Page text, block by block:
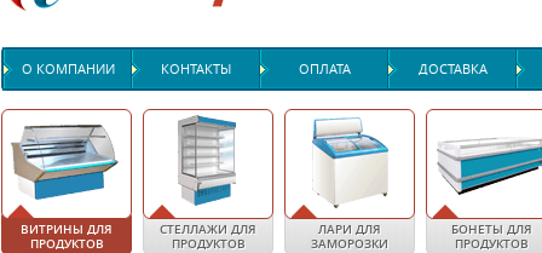
О КОМПАНИИ КОНТАКТЫ ОПЛАТА ДОСТАВКА
ВИТРИНЫ ДЛЯ
ПРОДУКТОВ
СТЕЛЛАЖИ ДЛЯ
ПРОДУКТОВ
ЛАРИ ДЛЯ
ЗАМОРОЗКИ
БОНЕТЫ ДЛЯ
ПРОДУКТОВ